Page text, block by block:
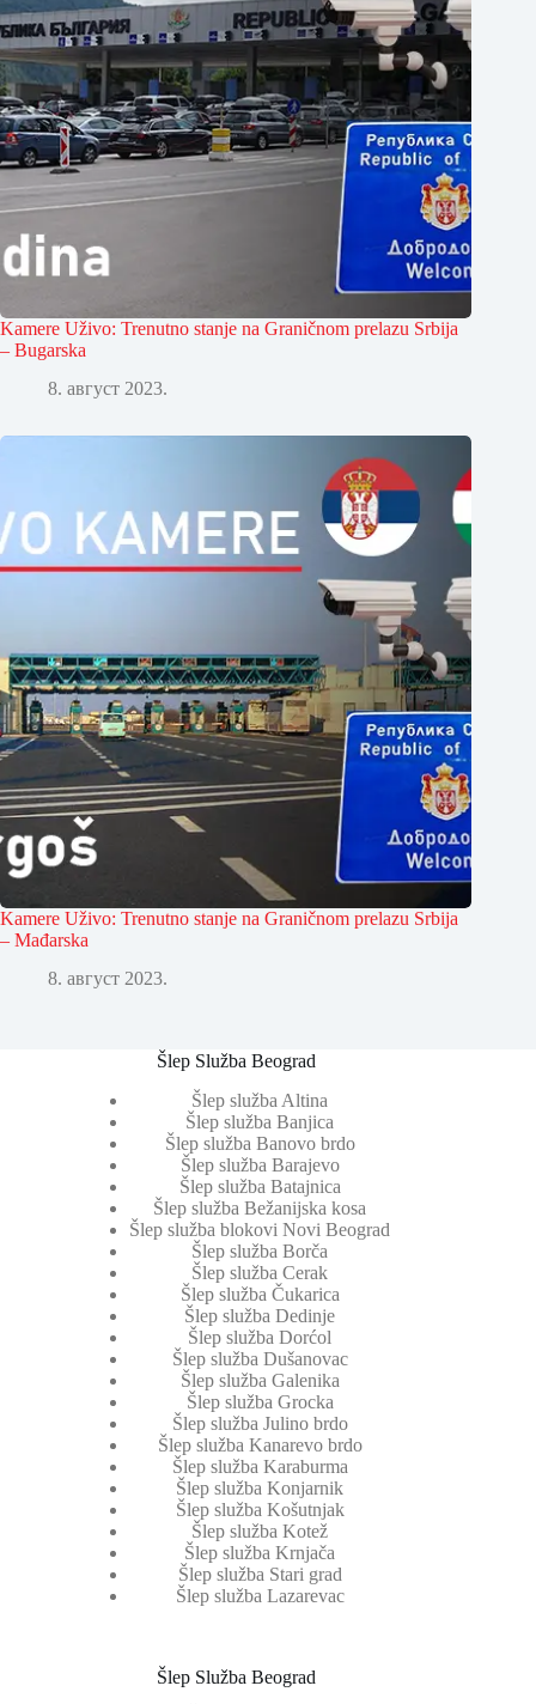
Kamere Uživo: Trenutno stanje na Graničnom prelazu Srbija
– Bugarska
8. август 2023.
Kamere Uživo: Trenutno stanje na Graničnom prelazu Srbija
– Mađarska
8. август 2023.
Šlep Služba Beograd
Šlep služba Altina
Šlep služba Banjica
Šlep služba Banovo brdo
Šlep služba Barajevo
Šlep služba Batajnica
Šlep služba Bežanijska kosa
Šlep služba blokovi Novi Beograd
Šlep služba Borča
Šlep služba Cerak
Šlep služba Čukarica
Šlep služba Dedinje
Šlep služba Dorćol
Šlep služba Dušanovac
Šlep služba Galenika
Šlep služba Grocka
Šlep služba Julino brdo
Šlep služba Kanarevo brdo
Šlep služba Karaburma
Šlep služba Konjarnik
Šlep služba Košutnjak
Šlep služba Kotež
Šlep služba Krnjača
Šlep služba Stari grad
Šlep služba Lazarevac
Šlep Služba Beograd